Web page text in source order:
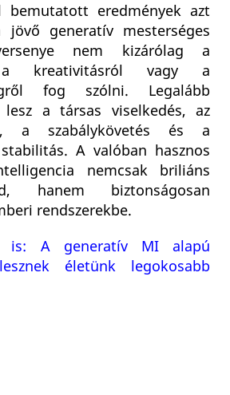
eredmények azt
generatív mesterséges
nem kizárólag a
a kreativitásról vagy a
fog szólni. Legalább
a társas viselkedés, az
a szabálykövetés és a
A valóban hasznos
nemcsak briliáns
hanem biztonságosan
rendszerekbe.
is: A generatív MI alapú
életünk legokosabb